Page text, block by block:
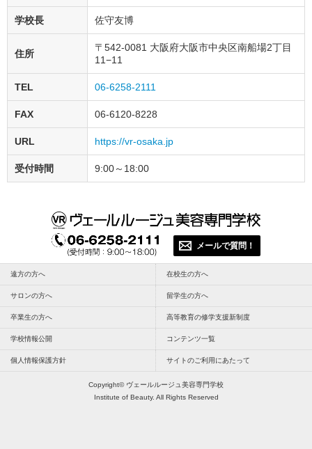
学校長 佐守友博
住所
〒542-0081 大阪府大阪市中央区南船場2丁目
11−11
TEL 06-6258-2111
FAX 06-6120-8228
URL https://vr-osaka.jp
受付時間 9:00～18:00
メールで質問！
遠方の方へ 在校生の方へ
サロンの方へ 留学生の方へ
卒業生の方へ 高等教育の修学支援新制度
学校情報公開 コンテンツ一覧
個人情報保護方針 サイトのご利用にあたって
Copyright© ヴェールルージュ美容専門学校
Institute of Beauty. All Rights Reserved